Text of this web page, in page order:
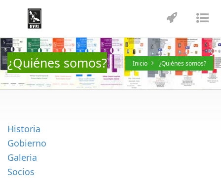
¿Quiénes somos? Inicio ¿Quiénes somos?
Historia
Gobierno
Galeria
Socios